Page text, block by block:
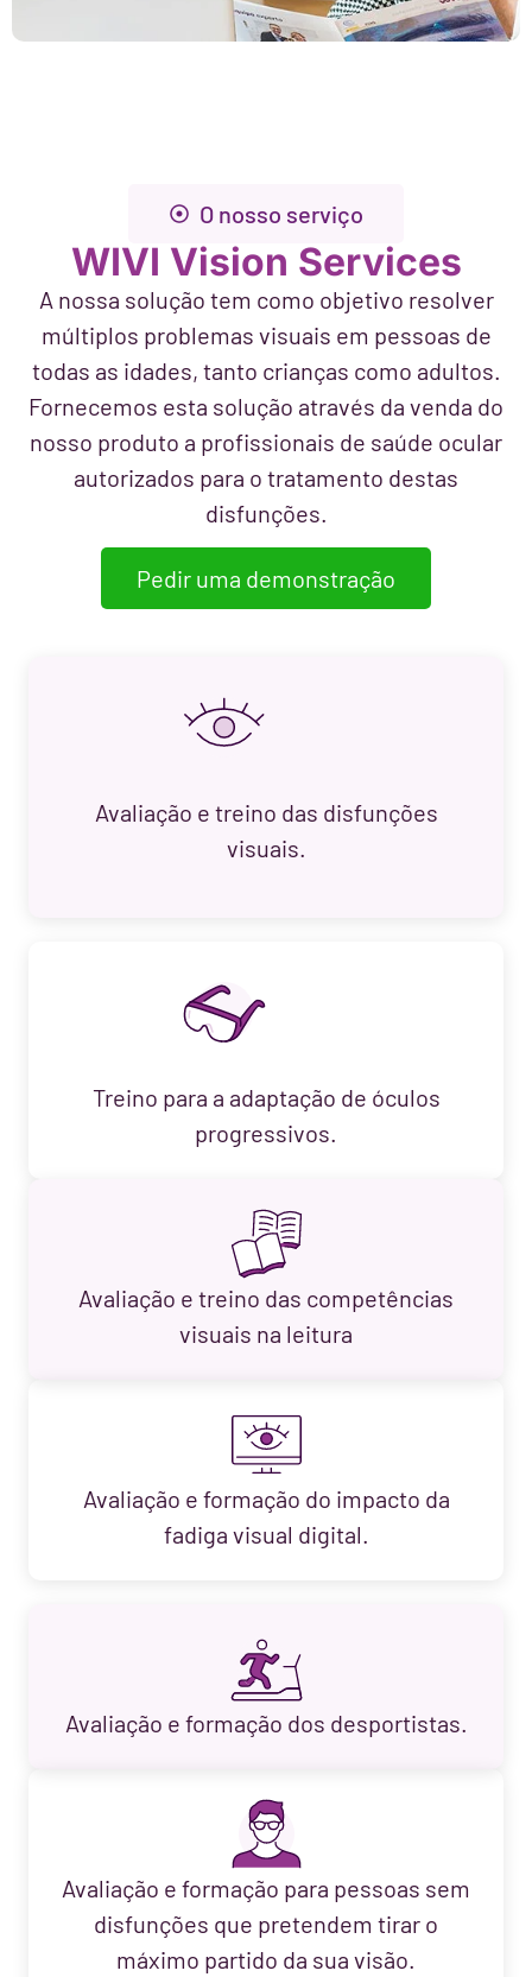
O nosso serviço
WIVI Vision Services
A nossa solução tem como objetivo resolver
múltiplos problemas visuais em pessoas de
todas as idades, tanto crianças como adultos.
Fornecemos esta solução através da venda do
nosso produto a profissionais de saúde ocular
autorizados para o tratamento destas
disfunções.
Pedir uma demonstração
Avaliação e treino das disfunções
visuais.
Treino para a adaptação de óculos
progressivos.
Avaliação e treino das competências
visuais na leitura
Avaliação e formação do impacto da
fadiga visual digital.
Avaliação e formação dos desportistas.
Avaliação e formação para pessoas sem
disfunções que pretendem tirar o
máximo partido da sua visão.